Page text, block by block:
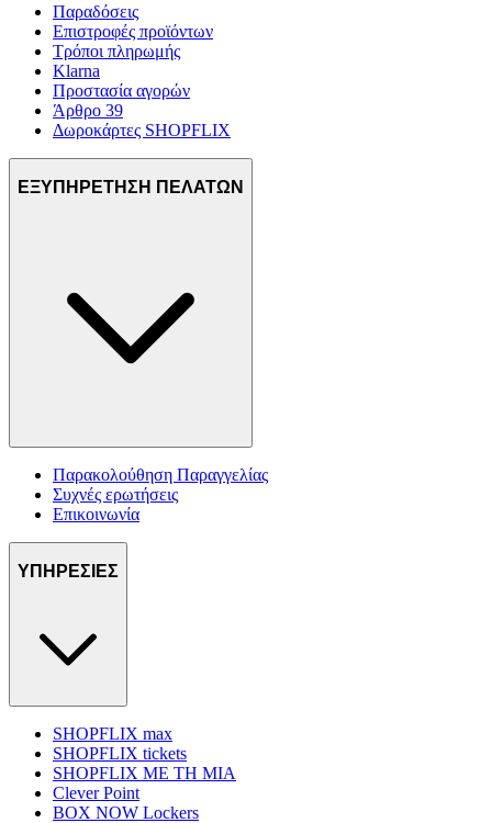
Παραδόσεις
Επιστροφές προϊόντων
Τρόποι πληρωμής
Klarna
Προστασία αγορών
Άρθρο 39
Δωροκάρτες SHOPFLIX
ΕΞΥΠΗΡΕΤΗΣΗ ΠΕΛΑΤΩΝ
Παρακολούθηση Παραγγελίας
Συχνές ερωτήσεις
Επικοινωνία
ΥΠΗΡΕΣΙΕΣ
SHOPFLIX max
SHOPFLIX tickets
SHOPFLIX ΜΕ ΤΗ ΜΙΑ
Clever Point
BOX NOW Lockers